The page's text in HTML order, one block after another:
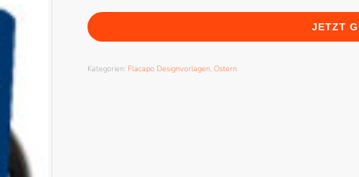
JETZT
Kategorien: Flacapo Designvorlagen, Ostern